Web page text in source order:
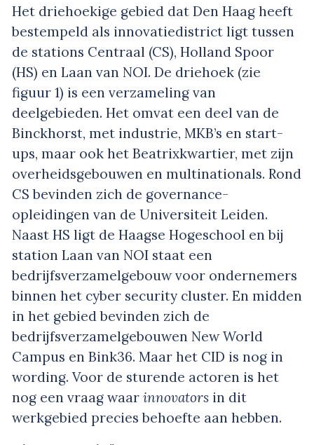
Het driehoekige gebied dat Den Haag heeft
bestempeld als innovatiedistrict ligt tussen
de stations Centraal (CS), Holland Spoor
(HS) en Laan van NOI. De driehoek (zie
figuur 1) is een verzameling van
deelgebieden. Het omvat een deel van de
Binckhorst, met industrie, MKB’s en start-
ups, maar ook het Beatrixkwartier, met zijn
overheidsgebouwen en multinationals. Rond
CS bevinden zich de governance-
opleidingen van de Universiteit Leiden.
Naast HS ligt de Haagse Hogeschool en bij
station Laan van NOI staat een
bedrijfsverzamelgebouw voor ondernemers
binnen het cyber security cluster. En midden
in het gebied bevinden zich de
bedrijfsverzamelgebouwen New World
Campus en Bink36. Maar het CID is nog in
wording. Voor de sturende actoren is het
nog een vraag waar innovators in dit
werkgebied precies behoefte aan hebben.